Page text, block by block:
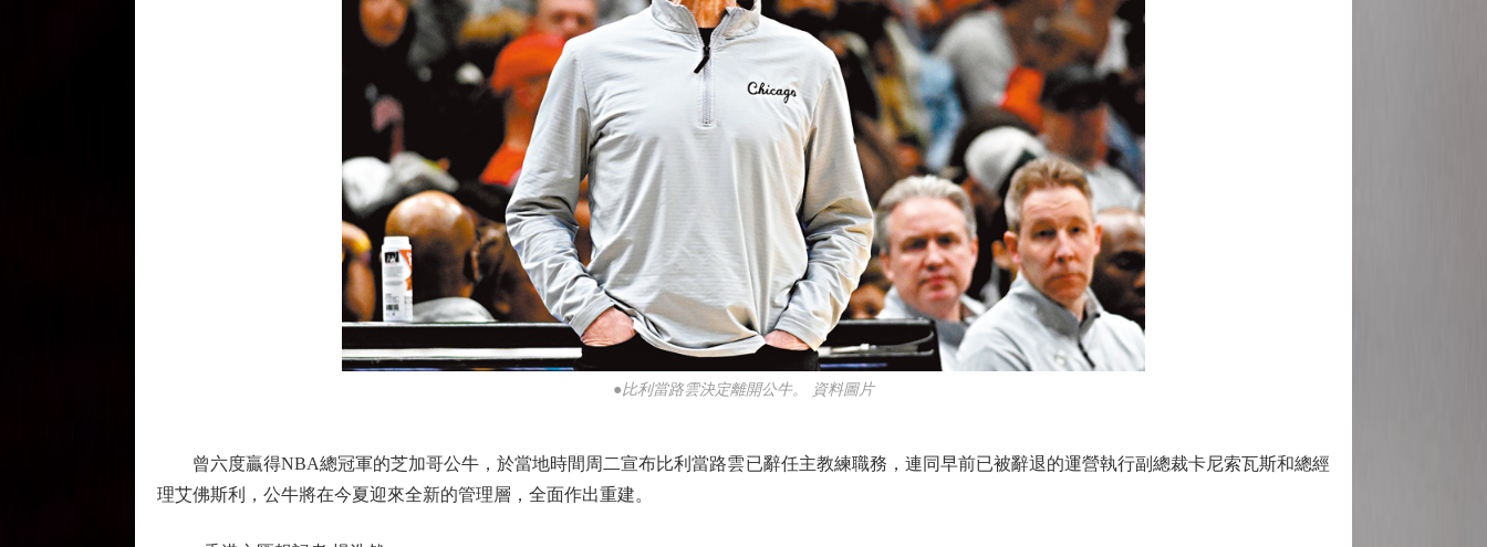
●比利當路雲決定離開公牛。 資料圖片
曾六度贏得NBA總冠軍的芝加哥公牛，於當地時間周二宣布比利當路雲已辭任主教練職務，連同早前已被辭退的運營執行副總裁卡尼索瓦斯和總經
理艾佛斯利，公牛將在今夏迎來全新的管理層，全面作出重建。